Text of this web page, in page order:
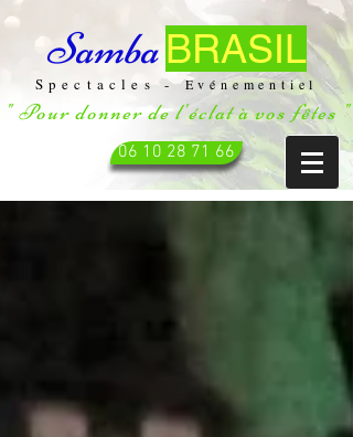
SambaBRASIL
06 10 28 71 66
Spectacles -Evénementiel
" Pour donner de l'éclat à vos fêtes "